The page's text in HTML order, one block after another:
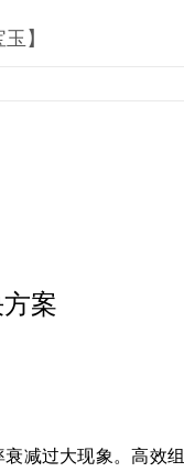
】
案
衰减过大现象。高效